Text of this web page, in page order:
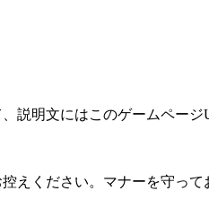
説明文にはこのゲームペー
えください。マナーを守って